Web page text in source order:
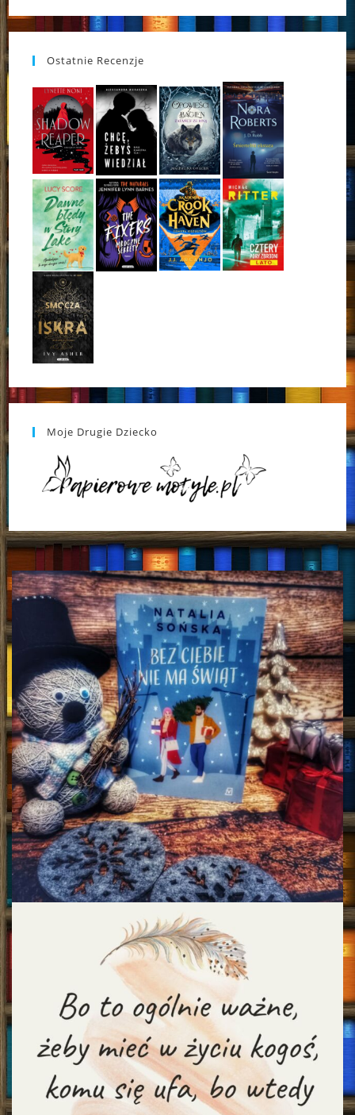
Ostatnie Recenzje
Moje Drugie Dziecko